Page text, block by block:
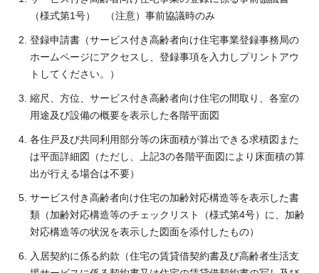
（様式第1号） （注意）事前協議時のみ
登録申請書（サービス付き高齢者向け住宅事業登録事務局の
ホームページにアクセスし、登録事項を入力しプリントアウ
トしてください。）
縮尺、方位、サービス付き高齢者向け住宅の間取り、各室の
用途及び設備の概要を表示した各階平面図
各住戸及び共同利用部分等の床面積が算出できる求積図また
は平面詳細図（ただし、上記3の各階平面図により床面積の算
出が行える場合は不要）
サービス付き高齢者向け住宅の加齢対応構造等を表示した書
類（加齢対応構造等のチェックリスト（様式第4号）に、加齢
対応構造等の状況を表示した図面を添付したもの）
入居契約に係る約款（住宅の賃貸借契約書及び高齢者生活支